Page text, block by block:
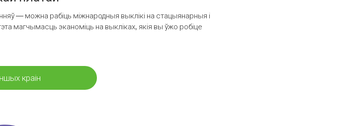
— можна рабіць міжнародныя выклікі на стацыянарныя і
магчымасць эканоміць на выкліках, якія вы ўжо робіце
краін